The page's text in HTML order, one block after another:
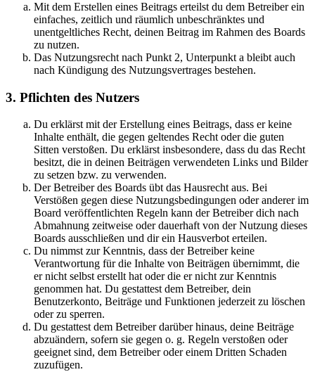
Mit dem Erstellen eines Beitrags erteilst du dem Betreiber ein
einfaches, zeitlich und räumlich unbeschränktes und
unentgeltliches Recht, deinen Beitrag im Rahmen des Boards
zu nutzen.
Das Nutzungsrecht nach Punkt 2, Unterpunkt a bleibt auch
nach Kündigung des Nutzungsvertrages bestehen.
3. Pflichten des Nutzers
Du erklärst mit der Erstellung eines Beitrags, dass er keine
Inhalte enthält, die gegen geltendes Recht oder die guten
Sitten verstoßen. Du erklärst insbesondere, dass du das Recht
besitzt, die in deinen Beiträgen verwendeten Links und Bilder
zu setzen bzw. zu verwenden.
Der Betreiber des Boards übt das Hausrecht aus. Bei
Verstößen gegen diese Nutzungsbedingungen oder anderer im
Board veröffentlichten Regeln kann der Betreiber dich nach
Abmahnung zeitweise oder dauerhaft von der Nutzung dieses
Boards ausschließen und dir ein Hausverbot erteilen.
Du nimmst zur Kenntnis, dass der Betreiber keine
Verantwortung für die Inhalte von Beiträgen übernimmt, die
er nicht selbst erstellt hat oder die er nicht zur Kenntnis
genommen hat. Du gestattest dem Betreiber, dein
Benutzerkonto, Beiträge und Funktionen jederzeit zu löschen
oder zu sperren.
Du gestattest dem Betreiber darüber hinaus, deine Beiträge
abzuändern, sofern sie gegen o. g. Regeln verstoßen oder
geeignet sind, dem Betreiber oder einem Dritten Schaden
zuzufügen.